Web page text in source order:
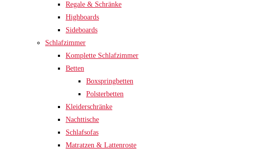
Regale & Schränke
Highboards
Sideboards
Schlafzimmer
Komplette Schlafzimmer
Betten
Boxspringbetten
Polsterbetten
Kleiderschränke
Nachttische
Schlafsofas
Matratzen & Lattenroste